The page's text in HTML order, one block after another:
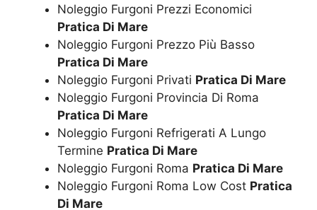
Noleggio Furgoni Prezzi Economici
Pratica Di Mare
Noleggio Furgoni Prezzo Più Basso
Pratica Di Mare
Noleggio Furgoni Privati Pratica Di Mare
Noleggio Furgoni Provincia Di Roma
Pratica Di Mare
Noleggio Furgoni Refrigerati A Lungo
Termine Pratica Di Mare
Noleggio Furgoni Roma Pratica Di Mare
Noleggio Furgoni Roma Low Cost Pratica
Di Mare